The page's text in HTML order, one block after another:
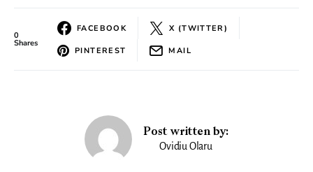
0
Shares
FACEBOOK X (TWITTER)
PINTEREST MAIL
Post written by:
Ovidiu Olaru